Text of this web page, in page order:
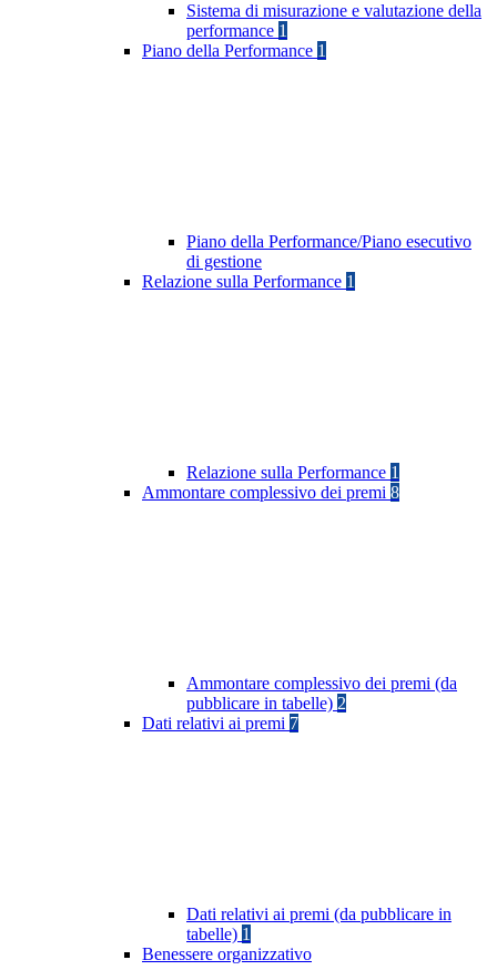
Sistema di misurazione e valutazione della
performance 1
Piano della Performance 1
Piano della Performance/Piano esecutivo
di gestione
Relazione sulla Performance 1
Relazione sulla Performance 1
Ammontare complessivo dei premi 8
Ammontare complessivo dei premi (da
pubblicare in tabelle) 2
Dati relativi ai premi 7
Dati relativi ai premi (da pubblicare in
tabelle) 1
Benessere organizzativo